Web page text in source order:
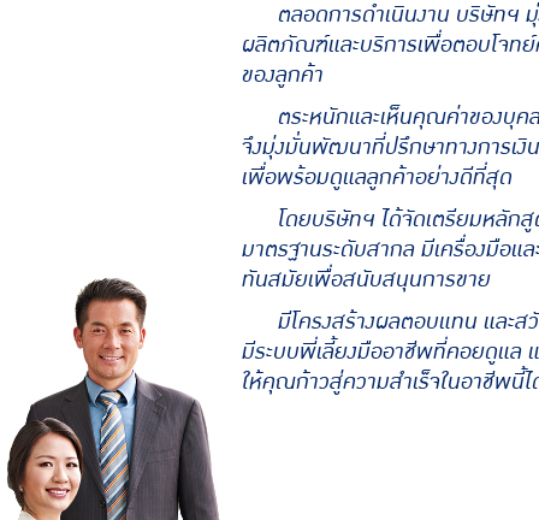
ไทยประกันชีวิ
ของประเทศไทย ที่ดูแล
ตลอดการดำเนินง
ผลิตภัณฑ์และบริการเพื่
ของลูกค้า
ตระหนักและเห็นคุ
จึงมุ่งมั่นพัฒนาที่ปรึกษ
เพื่อพร้อมดูแลลูกค้าอย่างดีที่สุด